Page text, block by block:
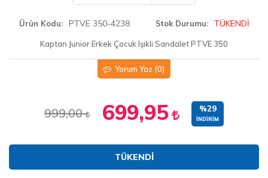
Ürün Kodu PTVE 350-4238 Stok Durumu TÜKENDİ
Kaptan Junior Erkek Çocuk Işıklı Sandalet PTVE 350
Yorum Yaz (0)
999,00 699,95 %29
İNDIRIM
TÜKENDI